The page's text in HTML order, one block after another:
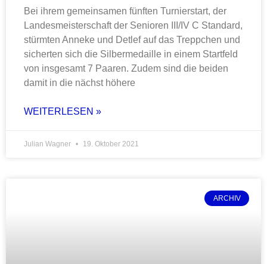
Bei ihrem gemeinsamen fünften Turnierstart, der
Landesmeisterschaft der Senioren III/IV C Standard,
stürmten Anneke und Detlef auf das Treppchen und
sicherten sich die Silbermedaille in einem Startfeld
von insgesamt 7 Paaren. Zudem sind die beiden
damit in die nächst höhere
WEITERLESEN »
Julian Wagner 19. Oktober 2021
ARCHIV